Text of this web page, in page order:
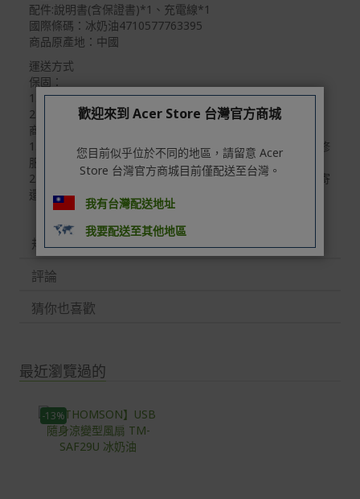
配送服務
本站商品除有特別標示收取運費之商品，其餘全館皆可免
Acer旗下品牌商品除可宅配配送全台各地外，部分商品可
以選擇配送至全台各地服務中心。
非Acer旗下品牌商品依配合廠商規範，可能會有無法配送
外島的狀況，
您可以於「我的訂單」內查詢訂單出貨狀態 (路徑：我的帳
號 > 我的訂單)。
實際的到貨時間依配合的物流商做安排，在無特殊狀況下
可在出貨後的兩個工作天內送達。
預購商品依商品頁面上的出貨時間安排，且有可能因實際
生產狀況有延後情況發生。
s://www.acer.com/tw-zh/support/warranty/product-wa
非Acer旗下品牌商品保固依各商品和之廠商有所不同，詳
情請參考商品說明。
配件:說明書(含保證書)*1、充電線*1
國際條碼：冰奶油4710577763395
商品原產地：中國
運送方式
保固：
1.產品功能：一年保固
2.外觀、人為因素不保固
商品故障維修：
1.如已超過了七天鑑賞期的退換貨時效，故該商品僅提供維修
服務，敬請見諒
2.維修需自行負擔寄回商品的運費，維修廠商則會幫您負擔寄
還商品的運費。
規格
評論
猜你也喜歡
最近瀏覽過的
-13%
歡迎來到 Acer Store 台灣官方商城
您目前似乎位於不同的地區，請留意 Acer
Store 台灣官方商城目前僅配送至台灣。
我有台灣配送地址
我要配送至其他地區